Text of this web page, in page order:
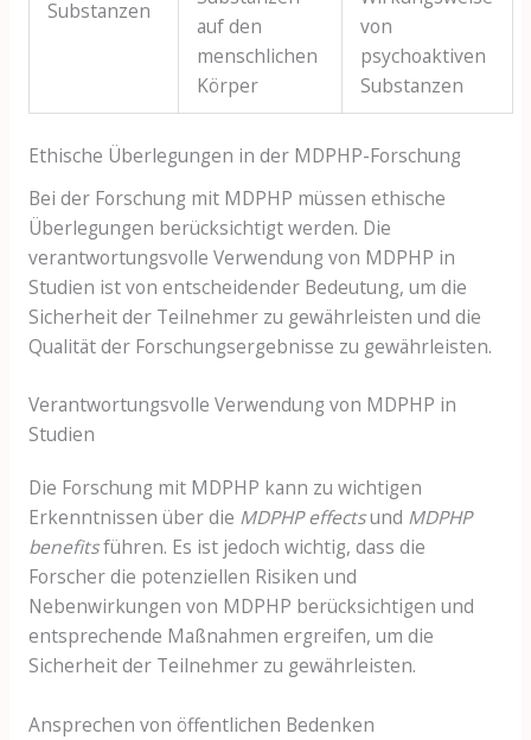
Substanzen
auf den
menschlichen
Körper
von
psychoaktiven
Substanzen
Ethische Überlegungen in der MDPHP-Forschung
Bei der Forschung mit MDPHP müssen ethische
Überlegungen berücksichtigt werden. Die
verantwortungsvolle Verwendung von MDPHP in
Studien ist von entscheidender Bedeutung, um die
Sicherheit der Teilnehmer zu gewährleisten und die
Qualität der Forschungsergebnisse zu gewährleisten.
Verantwortungsvolle Verwendung von MDPHP in
Studien
Die Forschung mit MDPHP kann zu wichtigen
Erkenntnissen über die MDPHP effectsund MDPHP
benefitsführen. Es ist jedoch wichtig, dass die
Forscher die potenziellen Risiken und
Nebenwirkungen von MDPHP berücksichtigen und
entsprechende Maßnahmen ergreifen, um die
Sicherheit der Teilnehmer zu gewährleisten.
Ansprechen von öffentlichen Bedenken